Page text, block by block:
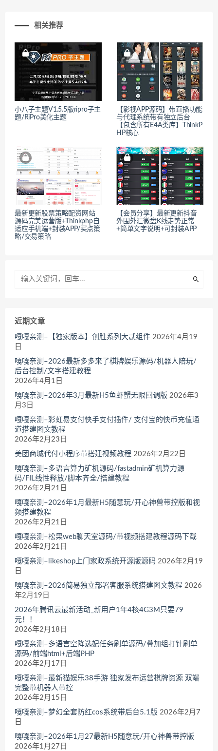
相关推荐
小八子主题V1.5.5版ripro子主
题/RiPro美化主题
【影视APP源码】带直播功能
与代理系统带有独立后台
【包含所有E4A类库】ThinkP
HP核心
最新更新股票策略配资网站
源码完美运营版+Thinkphp自
适应手机端+封装APP/买点策
略/交易策略
【会员分享】最新更新抖音
外围外汇微盘K线走势正常
+简单文字说明+可封装APP
近期文章
嘎嘎亲测–【独家版本】创胜系列大贰组件 2026年4月19
日
嘎嘎亲测–2026最新多多来了棋牌娱乐源码/机器人陪玩/
后台控制/文字搭建教程
2026年4月1日
嘎嘎亲测–2026年3月最新H5鱼虾蟹无限回调版 2026年3
月3日
嘎嘎亲测–彩虹易支付快手支付插件/ 支付宝的快币充值通
道搭建图文教程
2026年2月23日
美团商城代付小程序带搭建视频教程 2026年2月22日
嘎嘎亲测–多语言算力矿机源码/fastadmin矿机算力源
码/FIL线性释放/脚本齐全/搭建教程
2026年2月21日
嘎嘎亲测–2026年1月最新H5随意玩/开心神兽带控版和视
频搭建教程
2026年2月21日
嘎嘎亲测–松果web聊天室源码/带视频搭建教程源码下载
2026年2月21日
嘎嘎亲测–likeshop上门家政系统开源版源码 2026年2月19
日
嘎嘎亲测–2026简易独立部署客服系统搭建图文教程 2026
年2月19日
2026年腾讯云最新活动_新用户1年4核4G3M只要79
元！！
2026年2月18日
嘎嘎亲测–多语言空降选妃任务刷单源码/叠加组打针刷单
源码/前端html+后端PHP
2026年2月17日
嘎嘎亲测–最新猫娱乐38手游 独家发布运营棋牌资源 双端
完整带机器人带控
2026年2月15日
嘎嘎亲测–梦幻全套防红cos系统带后台5.1版 2026年2月7
日
嘎嘎亲测–2026年1月27最新H5随意玩/开心神兽带控版
2026年1月27日